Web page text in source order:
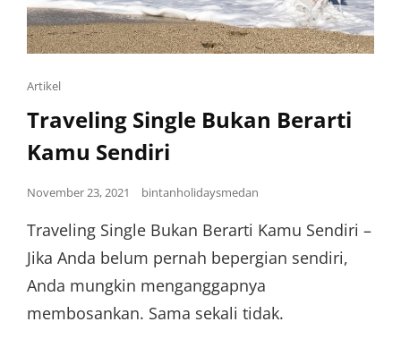
Artikel
Traveling Single Bukan Berarti
Kamu Sendiri
November 23, 2021 bintanholidaysmedan
Traveling Single Bukan Berarti Kamu Sendiri –
Jika Anda belum pernah bepergian sendiri,
Anda mungkin menganggapnya
membosankan. Sama sekali tidak.